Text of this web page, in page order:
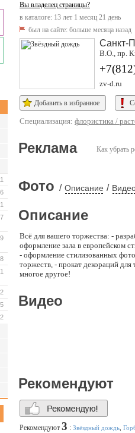
Вы владелец страницы?
в каталоге: 13 лет 1 месяц 21 день
был на сайте: больше месяца назад
Санкт-
В.О., пр.
zv-d.ru
Добавить в избранное
Специализация: флористика /
Как убрать
Реклама
Фото / Описание /
Описание
Всё для вашего торжества: -
оформление зала в европейском
- оформление стилизованных
торжеств, - прокат декораций
многое другое!
Видео
Рекомендуют
Рекомендуют 3 : Звёздный дождь